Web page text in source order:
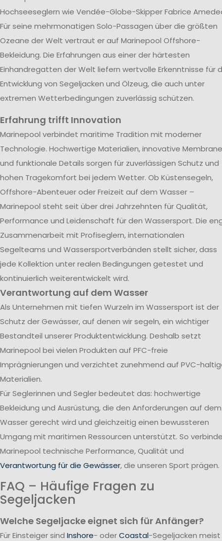
Hochseeseglern wie Vendée-Globe-Skipper Fabrice
Für seine mehrmonatigen Solo-Passagen über die größten
Ozeane der Welt vertraut er auf Marinepool Offshore-
Bekleidung. Die Erfahrungen aus einer der härtesten
Einhandregatten der Welt liefern wertvolle Erkenntnisse für
Entwicklung von Segeljacken und Ölzeug, die auch unter
extremen Wetterbedingungen zuverlässig schützen.
Erfahrung trifft Innovation
Marinepool verbindet maritime Tradition mit moderner
Technologie. Hochwertige Materialien, innovative
und funktionale Details sorgen für zuverlässigen Schutz und
hohen Tragekomfort bei jedem Wetter. Ob Küstensegeln,
Offshore-Abenteuer oder Freizeit auf dem Wasser –
Marinepool steht seit über drei Jahrzehnten für Qualität,
Performance und Leidenschaft für den Wassersport. Die
Zusammenarbeit mit Profiseglern, internationalen
Segelteams und Wassersportverbänden stellt sicher, dass
jede Kollektion unter realen Bedingungen getestet und
kontinuierlich weiterentwickelt wird.
Verantwortung auf dem Wasser
Als Unternehmen mit tiefen Wurzeln im Wassersport ist der
Schutz der Gewässer, auf denen wir segeln, ein wichtiger
Bestandteil unserer Produktentwicklung. Deshalb setzt
Marinepool bei vielen Produkten auf PFC-freie
Imprägnierungen und verzichtet zunehmend auf PVC-
Materialien.
Für Seglerinnen und Segler bedeutet das: hochwertige
Bekleidung und Ausrüstung, die den Anforderungen auf dem
Wasser gerecht wird und gleichzeitig einen bewussteren
Umgang mit maritimen Ressourcen unterstützt. So
Marinepool technische Performance, Qualität und
Verantwortung für die Gewässer, die unseren Sport prägen.
FAQ – Häufige Fragen zu
Segeljacken
Welche Segeljacke eignet sich für Anfänger?
Für Einsteiger sind Inshore- oderCoastal-Segeljacken meist